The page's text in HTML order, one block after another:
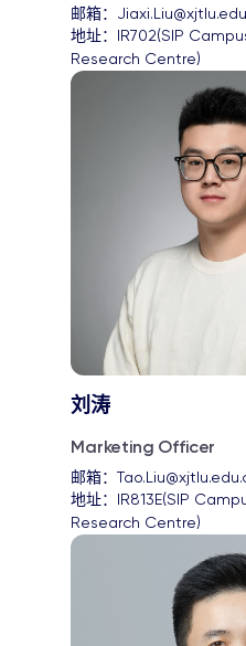
邮箱：
地址： IR702(SIP
Research Centre)
刘涛
Marketing Officer
邮箱：
地址： IR813E(SIP
Research Centre)